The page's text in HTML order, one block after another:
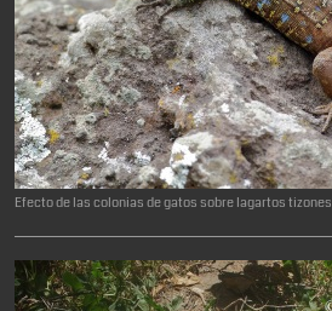
Efecto de las colonias de gatos sobre lagartos tizones